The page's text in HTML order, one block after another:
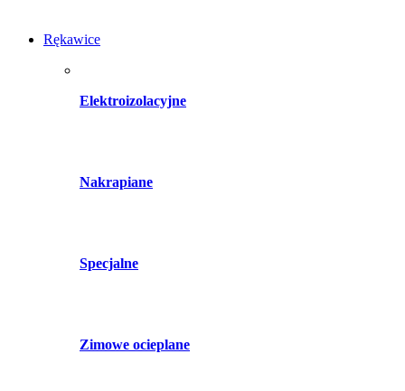
Rękawice
Elektroizolacyjne
Nakrapiane
Specjalne
Zimowe ocieplane